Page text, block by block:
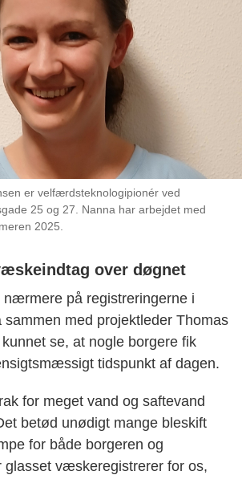
er velfærdsteknologipionér ved
25 og 27. Nanna har arbejdet med
2025.
over døgnet
nærmere på registreringerne i
sammen med projektleder Thomas
se, at nogle borgere fik
tidspunkt af dagen.
for meget vand og saftevand
betød unødigt mange bleskift
for både borgeren og
glasset væskeregistrerer for os,